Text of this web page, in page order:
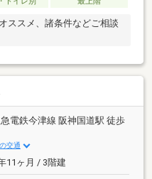
ススメ、諸条件などご相談
電鉄今津線 阪神国道駅 徒歩
交通
11ヶ月 / 3階建